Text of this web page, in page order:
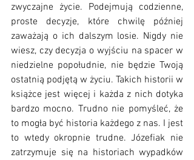
zwyczajne życie. Podejmują codzienne,
proste decyzje, które chwilę później
zaważają o ich dalszym losie. Nigdy nie
wiesz, czy decyzja o wyjściu na spacer w
niedzielne popołudnie, nie będzie Twoją
ostatnią podjętą w życiu. Takich historii w
książce jest więcej i każda z nich dotyka
bardzo mocno. Trudno nie pomyśleć, że
to mogła być historia każdego z nas. I jest
to wtedy okropnie trudne. Józefiak nie
zatrzymuje się na historiach wypadków